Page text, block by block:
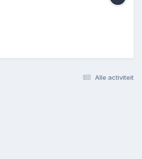
Alle activiteit